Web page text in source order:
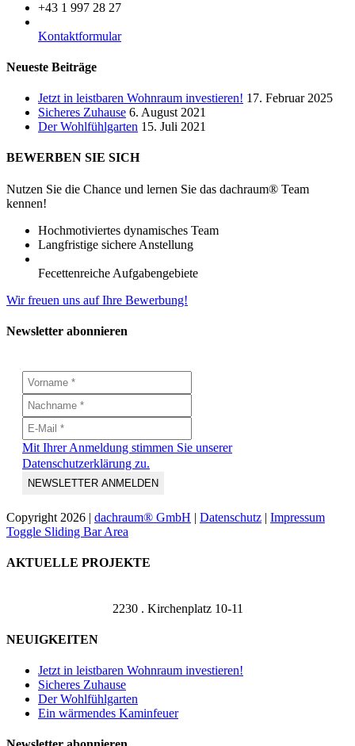
+43 1 997 28 27
Kontaktformular
Neueste Beiträge
Jetzt in leistbaren Wohnraum investieren! 17. Februar 2025
Sicheres Zuhause 6. August 2021
Der Wohlfühlgarten 15. Juli 2021
BEWERBEN SIE SICH
Nutzen Sie die Chance und lernen Sie das dachraum® Team
kennen!
Hochmotiviertes dynamisches Team
Langfristige sichere Anstellung
Fecettenreiche Aufgabengebiete
Wir freuen uns auf Ihre Bewerbung!
Newsletter abonnieren
Mit Ihrer Anmeldung stimmen Sie unserer
Datenschutzerklärung zu.
Copyright 2026 | dachraum® GmbH | Datenschutz | Impressum
Toggle Sliding Bar Area
AKTUELLE PROJEKTE
2230 . Kirchenplatz 10-11
NEUIGKEITEN
Jetzt in leistbaren Wohnraum investieren!
Sicheres Zuhause
Der Wohlfühlgarten
Ein wärmendes Kaminfeuer